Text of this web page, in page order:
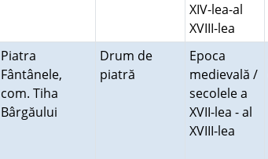
XIV-lea-al
XVIII-lea
Piatra
Fântânele,
com. Tiha
Bârgăului
Drum de
piatră
Epoca
medievală /
secolele a
XVII-lea - al
XVIII-lea